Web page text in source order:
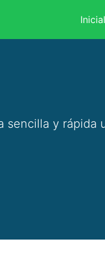
Inicial
sencilla y rápida